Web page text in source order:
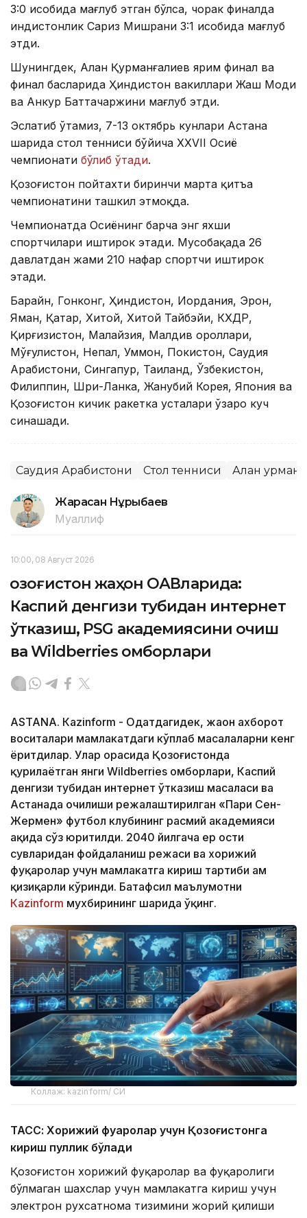
3:0 ҳисобида мағлуб этган бўлса, чорак финалда
ҳиндистонлик Сариз Мишрани 3:1 ҳисобида мағлуб
этди.
Шунингдек, Алан Қурманғалиев ярим финал ва
финал баҳсларида Ҳиндистон вакиллари Жаш Моди
ва Анкур Бҳаттачаржини мағлуб этди.
Эслатиб ўтамиз, 7-13 октябрь кунлари Астана
шаҳрида стол тенниси бўйича XXVII Осиё
чемпионати бўлиб ўтади.
Қозоғистон пойтахти биринчи марта қитъа
чемпионатини ташкил этмоқда.
Чемпионатда Осиёнинг барча энг яхши
спортчилари иштирок этади. Мусобақада 26
давлатдан жами 210 нафар спортчи иштирок
этади.
Баҳрайн, Гонконг, Ҳиндистон, Иордания, Эрон,
Яман, Қатар, Хитой, Хитой Тайбэйи, КХДР,
Қирғизистон, Малайзия, Малдив ороллари,
Мўғулистон, Непал, Уммон, Покистон, Саудия
Арабистони, Сингапур, Таиланд, Ўзбекистон,
Филиппин, Шри-Ланка, Жанубий Корея, Япония ва
Қозоғистон кичик ракетка усталари ўзаро куч
синашади.
Саудия Арабистони Стол тенниси Алан
Жарасқан Нұрыбаев
Муаллиф
10:00, 08 Август 2026
Қозоғистон жаҳон ОАВларида:
Каспий денгизи тубидан интернет
ўтказиш, PSG академиясини очиш
ва Wildberries омборлари
ASTANА. Кazinform - Одатдагидек, жаҳон ахборот
воситалари мамлакатдаги кўплаб масалаларни кенг
ёритдилар. Улар орасида Қозоғистонда
қурилаётган янги Wildberries омборлари, Каспий
денгизи тубидан интернет ўтказиш масаласи ва
Астанада очилиши режалаштирилган «Пари Сен-
Жермен» футбол клубининг расмий академияси
ҳақида сўз юритилди. 2040 йилгача ер ости
сувларидан фойдаланиш режаси ва хорижий
фуқаролар учун мамлакатга кириш тартиби ҳам
қизиқарли кўринди. Батафсил маълумотни
Кazinform мухбирининг шарҳида ўқинг.
Коллаж: kazinform/ СИ
ТАСС: Хорижий фуқаролар учун Қозоғистонга
кириш пуллик бўлади
Қозоғистон хорижий фуқаролар ва фуқаролиги
бўлмаган шахслар учун мамлакатга кириш учун
электрон рухсатнома тизимини жорий қилиши